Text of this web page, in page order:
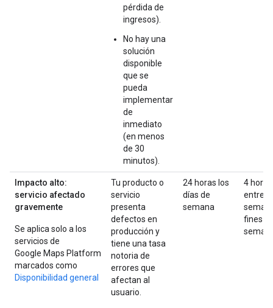
pérdida de
ingresos).
No hay una
solución
disponible
que se
pueda
implementar
de
inmediato
(en menos
de 30
minutos).
Impacto alto:
servicio afectado
gravemente
Se aplica solo a los
servicios de
Google Maps Platform
marcados como
Disponibilidad general
Tu producto o
servicio
presenta
defectos en
producción y
tiene una tasa
notoria de
errores que
afectan al
usuario.
24 horas los
días de
semana
4 horas
entre
fines